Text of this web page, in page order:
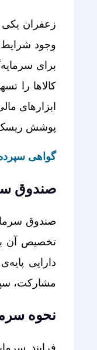
زعفران یکی
وجود شرایط
برای
کالاها را
ابزارهای
پوشش
گواهی
صندوق
صندوق
تخصیص آن
دارایی
مشارکت،
نحوه
فرایند